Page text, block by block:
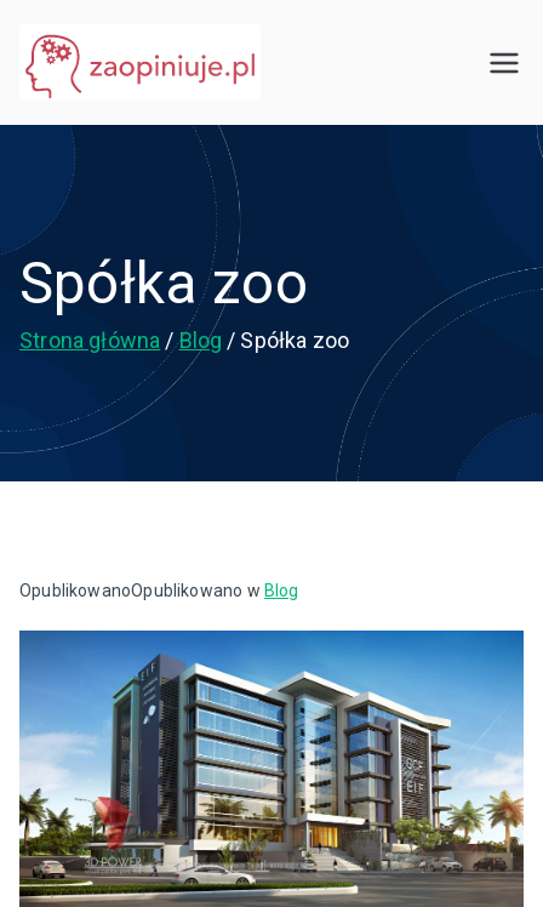
treści
Spółka zoo
Strona główna Blog Spółka zoo
OpublikowanoOpublikowano w Blog